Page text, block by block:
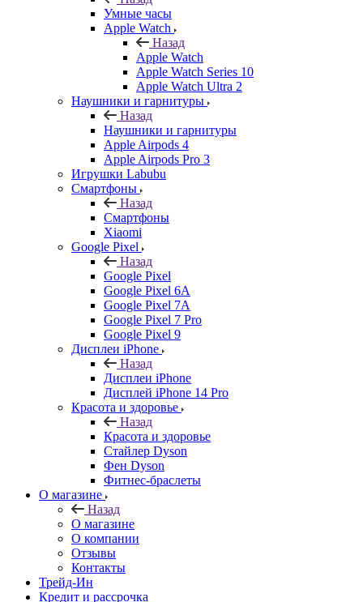
Умные часы
Apple Watch
Назад
Apple Watch
Apple Watch Series 10
Apple Watch Ultra 2
Наушники и гарнитуры
Назад
Наушники и гарнитуры
Apple Airpods 4
Apple Airpods Pro 3
Игрушки Labubu
Смартфоны
Назад
Смартфоны
Xiaomi
Google Pixel
Назад
Google Pixel
Google Pixel 6A
Google Pixel 7А
Google Pixel 7 Pro
Google Pixel 9
Дисплеи iPhone
Назад
Дисплеи iPhone
Дисплей iPhone 14 Pro
Красота и здоровье
Назад
Красота и здоровье
Стайлер Dyson
Фен Dyson
Фитнес-браслеты
О магазине
Назад
О магазине
О компании
Отзывы
Контакты
Трейд-Ин
Кредит и рассрочка